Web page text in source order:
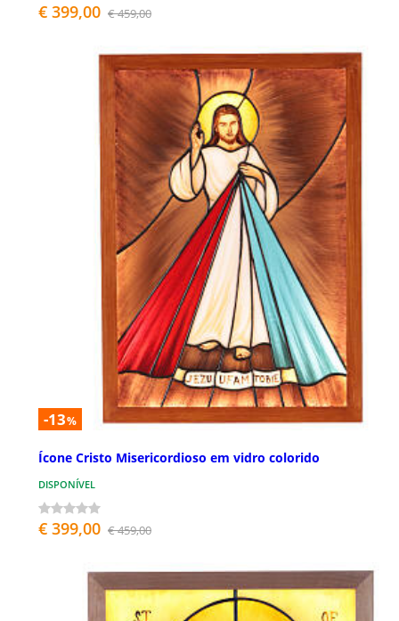
€ 399,00 € 459,00
-13%
Ícone Cristo Misericordioso em vidro colorido
DISPONÍVEL
€ 399,00 € 459,00